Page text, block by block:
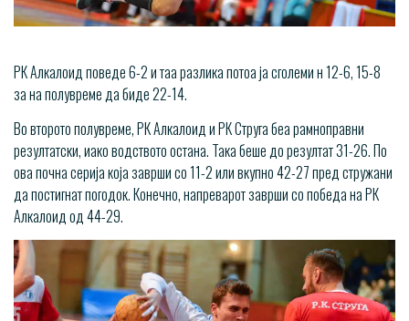
РК Алкалоид поведе 6-2 и таа разлика потоа ја сголеми н 12-6, 15-8
за на полувреме да биде 22-14.
Во второто полувреме, РК Алкалоид и РК Струга беа рамноправни
резултатски, иако водството остана. Така беше до резултат 31-26. По
ова почна серија која заврши со 11-2 или вкупно 42-27 пред стружани
да постигнат погодок. Конечно, напреварот заврши со победа на РК
Алкалоид од 44-29.